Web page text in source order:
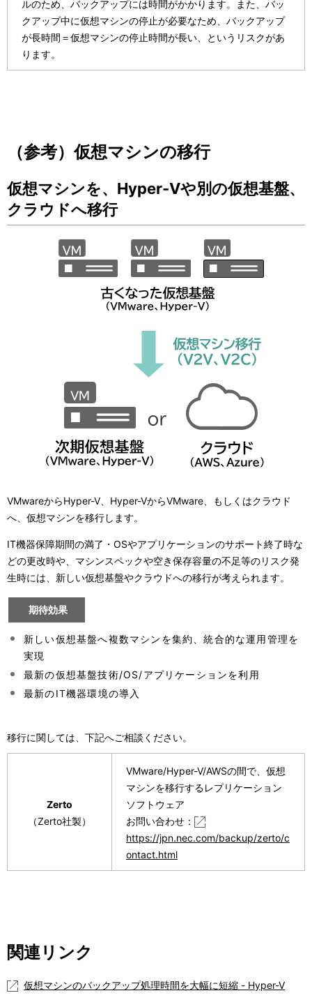
ルのため、バックアップには時間がかかります。また、バッ
クアップ中に仮想マシンの停止が必要なため、バックアップ
が長時間＝仮想マシンの停止時間が長い、というリスクがあ
ります。
（参考）仮想マシンの移行
仮想マシンを、Hyper-Vや別の仮想基盤、
クラウドへ移行
VMwareからHyper-V、Hyper-VからVMware、もしくはクラウド
へ、 仮想マシンを移行します。
IT機器保障期間の満了・OSやアプリケーションのサポート終了時な
どの更改時や、マシンスペックや空き保存容量の不足等のリスク発
生時には、 新しい仮想基盤やクラウドへの移行が考えられます。
期待効果
新しい仮想基盤へ複数マシンを集約、統合的な運用管理を
実現
最新の仮想基盤技術/OS/アプリケーションを利用
最新のIT機器環境の導入
移行に関しては、下記へご相談ください。
Zerto
（Zerto社製）
VMware/Hyper-V/AWSの間で、仮想
マシンを移行するレプリケーション
ソフトウェア
お問い合わせ：
https://jpn.nec.com/backup/zerto/c
ontact.html
関連リンク
仮想マシンのバックアップ処理時間を大幅に短縮 - Hyper-V